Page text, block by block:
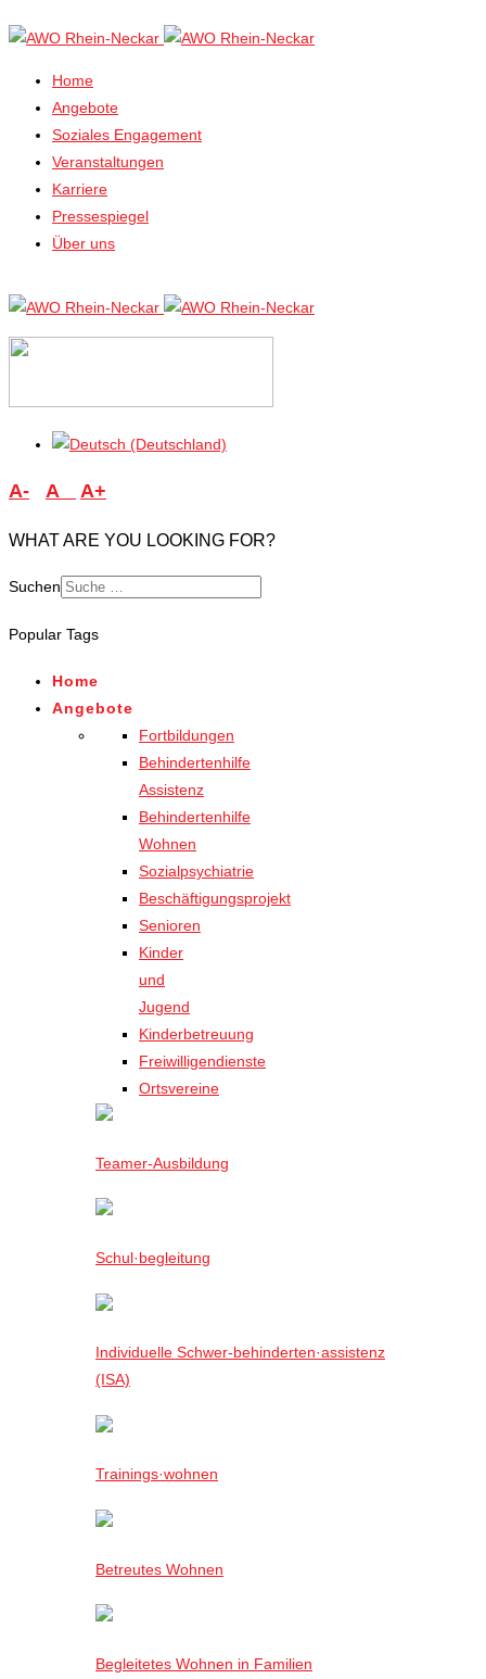
Home
Angebote
Soziales Engagement
Veranstaltungen
Karriere
Pressespiegel
Über uns
A- A A+
WHAT ARE YOU LOOKING FOR?
Suchen
Popular Tags
Home
Angebote
Fortbildungen
Behindertenhilfe
Assistenz
Behindertenhilfe
Wohnen
Sozialpsychiatrie
Beschäftigungsprojekt
Senioren
Kinder
und
Jugend
Kinderbetreuung
Freiwilligendienste
Ortsvereine
Teamer-Ausbildung
Schul·begleitung
Individuelle Schwer-behinderten·assistenz
(ISA)
Trainings·wohnen
Betreutes Wohnen
Begleitetes Wohnen in Familien